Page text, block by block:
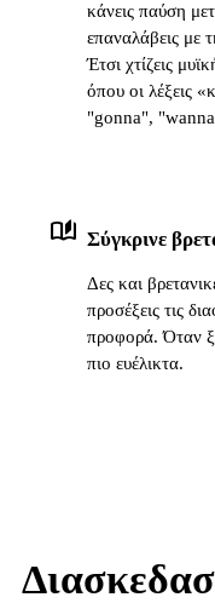
κάνεις παύση
επαναλάβεις με
Έτσι χτίζεις
όπου οι λέξεις
"gonna",
auto_stories Σύγκρινε
Δες και
προσέξεις τις
προφορά. Όταν
πιο ευέλικτα.